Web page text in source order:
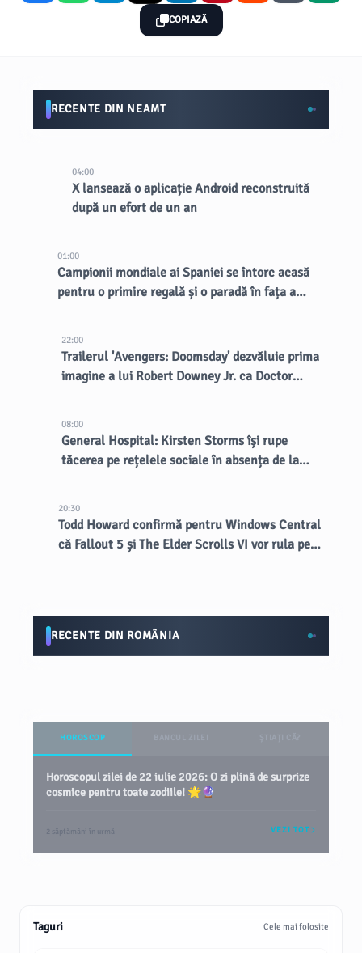
COPIAZĂ
RECENTE DIN NEAMT
04:00
X lansează o aplicație Android reconstruită
după un efort de un an
01:00
Campionii mondiale ai Spaniei se întorc acasă
pentru o primire regală și o paradă în fața a
22:00
Trailerul 'Avengers: Doomsday' dezvăluie prima
imagine a lui Robert Downey Jr. ca Doctor
08:00
General Hospital: Kirsten Storms își rupe
tăcerea pe rețelele sociale în absența de la
20:30
Todd Howard confirmă pentru Windows Central
că Fallout 5 și The Elder Scrolls VI vor rula pe
RECENTE DIN ROMÂNIA
HOROSCOP
Horoscopul zilei de 22 iulie 2026: O zi plină de surprize
cosmice pentru toate zodiile! 🌟🔮
2 săptămâni în urmă VEZI TOT
Taguri Cele mai folosite